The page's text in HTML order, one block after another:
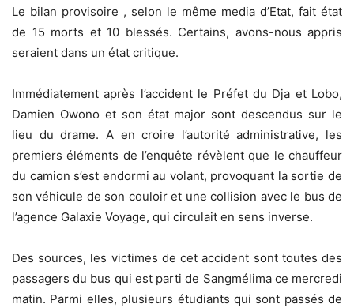
Le bilan provisoire , selon le même media d’Etat, fait état
de 15 morts et 10 blessés. Certains, avons-nous appris
seraient dans un état critique.
Immédiatement après l’accident le Préfet du Dja et Lobo,
Damien Owono et son état major sont descendus sur le
lieu du drame. A en croire l’autorité administrative, les
premiers éléments de l’enquête révèlent que le chauffeur
du camion s’est endormi au volant, provoquant la sortie de
son véhicule de son couloir et une collision avec le bus de
l’agence Galaxie Voyage, qui circulait en sens inverse.
Des sources, les victimes de cet accident sont toutes des
passagers du bus qui est parti de Sangmélima ce mercredi
matin. Parmi elles, plusieurs étudiants qui sont passés de